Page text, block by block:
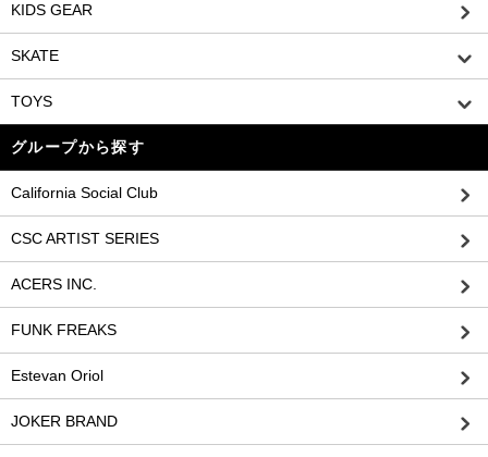
KIDS GEAR
SKATE
TOYS
グループから探す
California Social Club
CSC ARTIST SERIES
ACERS INC.
FUNK FREAKS
Estevan Oriol
JOKER BRAND